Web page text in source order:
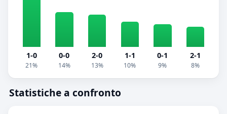
1-0
21%
0-0
14%
2-0
13%
1-1
10%
0-1
9%
2-1
8%
Statistiche a confronto